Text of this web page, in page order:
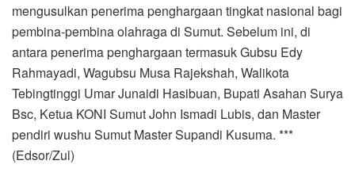
mengusulkan penerima penghargaan tingkat nasional bagi
pembina-pembina olahraga di Sumut. Sebelum ini, di
antara penerima penghargaan termasuk Gubsu Edy
Rahmayadi, Wagubsu Musa Rajekshah, Walikota
Tebingtinggi Umar Junaidi Hasibuan, Bupati Asahan Surya
Bsc, Ketua KONI Sumut John Ismadi Lubis, dan Master
pendiri wushu Sumut Master Supandi Kusuma. ***
(Edsor/Zul)